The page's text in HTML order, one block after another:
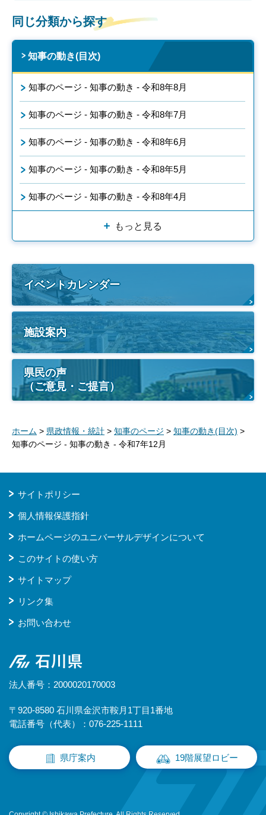
同じ分類から探す
知事の動き(目次)
知事のページ - 知事の動き - 令和8年8月
知事のページ - 知事の動き - 令和8年7月
知事のページ - 知事の動き - 令和8年6月
知事のページ - 知事の動き - 令和8年5月
知事のページ - 知事の動き - 令和8年4月
もっと見る
イベントカレンダー
施設案内
県民の声
（ご意見・ご提言）
ホーム > 県政情報・統計 > 知事のページ > 知事の動き(目次) >
知事のページ - 知事の動き - 令和7年12月
サイトポリシー
個人情報保護指針
ホームページのユニバーサルデザインについて
このサイトの使い方
サイトマップ
リンク集
お問い合わせ
石川県
法人番号：2000020170003
〒920-8580 石川県金沢市鞍月1丁目1番地
電話番号（代表）：076-225-1111
県庁案内 19階展望ロビー